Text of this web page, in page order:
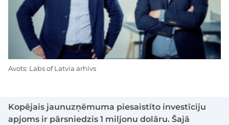
Kopējais jaunuzņēmuma piesaistīto investīciju
apjoms ir pārsniedzis 1 miljonu dolāru. Šajā
Avots: Labs of Latvia arhīvs